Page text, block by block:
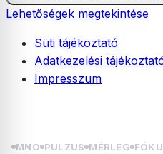
Lehetőségek megtekintése
Süti tájékoztató
Adatkezelési
Impresszum
content
MNO PULZUS MÉRLEG